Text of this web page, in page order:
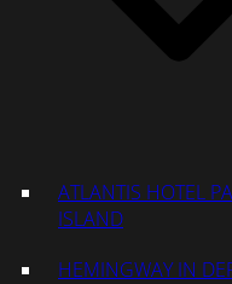
ATLANTIS HOTEL
ISLAND
HEMINGWAY IN